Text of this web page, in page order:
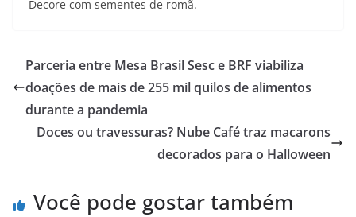
Decore com sementes de romã.
Parceria entre Mesa Brasil Sesc e BRF viabiliza
doações de mais de 255 mil quilos de alimentos
durante a pandemia
Doces ou travessuras? Nube Café traz macarons
decorados para o Halloween
Você pode gostar também